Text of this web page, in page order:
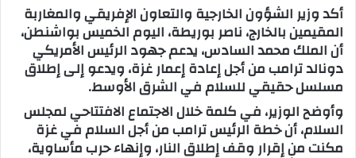
ل
ب
ر
ي
د
إ
أكد وزير الشؤون الخارجية والتعاون الإفريقي والمغاربة
المقيمين بالخارج، ناصر بوريطة، اليوم الخميس بواشنطن،
أن الملك محمد السادس، يدعم جهود الرئيس الأمريكي
دونالد ترامب من أجل إعادة إعمار غزة، ويدعو إلى إطلاق
مسلسل حقيقي للسلام في الشرق الأوسط.
وأوضح الوزير، في كلمة خلال الاجتماع الافتتاحي لمجلس
السلام، أن خطة الرئيس ترامب من أجل السلام في غزة
مكنت من إقرار وقف إطلاق النار، وإنهاء حرب مأساوية،